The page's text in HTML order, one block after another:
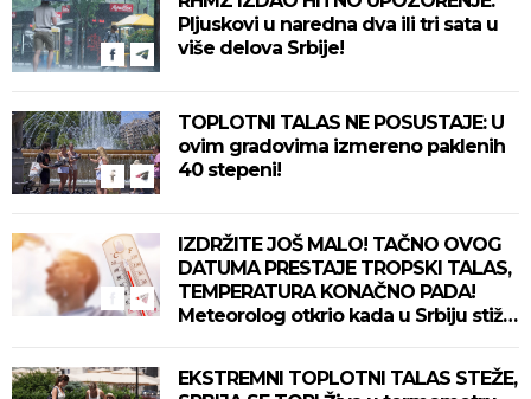
Pljuskovi u naredna dva ili tri sata u
više delova Srbije!
TOPLOTNI TALAS NE POSUSTAJE: U
ovim gradovima izmereno paklenih
40 stepeni!
IZDRŽITE JOŠ MALO! TAČNO OVOG
DATUMA PRESTAJE TROPSKI TALAS,
TEMPERATURA KONAČNO PADA!
Meteorolog otkrio kada u Srbiju stiže
EKSTREMNI TOPLOTNI TALAS STEŽE,